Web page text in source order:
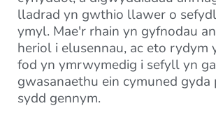
lladrad yn gwthio llawer o
ymyl. Mae'r rhain yn gyfnodau
heriol i elusennau, ac eto rydym
fod yn ymrwymedig i sefyll yn
gwasanaethu ein cymuned gyda
sydd gennym.